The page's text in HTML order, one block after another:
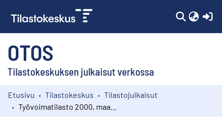
OTOS
Tilastokeskuksen julkaisut verkossa
Kokoelmat
Etusivu Tilastokeskus
Tilastojulkaisut